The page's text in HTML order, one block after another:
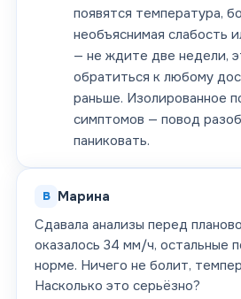
появятся температура,
необъяснимая слабость
— не ждите две недели,
обратиться к любому
раньше. Изолированное
симптомов — повод
паниковать.
В Марина
Сдавала анализы перед
оказалось 34 мм/ч, остальные
норме. Ничего не болит,
Насколько это серьёзно?